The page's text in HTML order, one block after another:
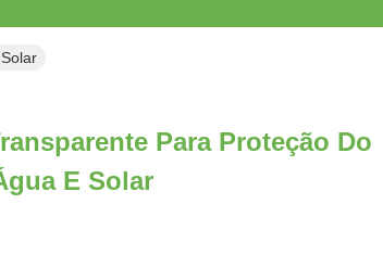
Para Proteção Do
E Solar